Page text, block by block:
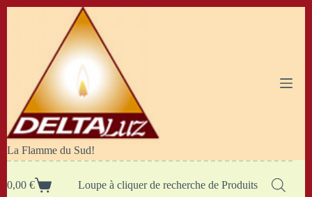
La Flamme du Sud!
Panier
0,00 € Loupe à cliquer de recherche de Produits